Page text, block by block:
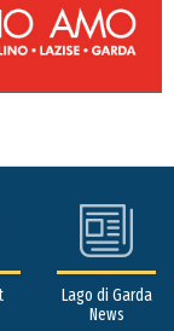
Lago di Garda
News